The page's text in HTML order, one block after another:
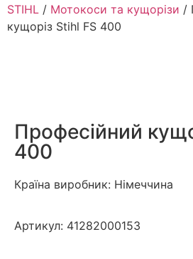
STIHL / Мотокоси та кущорізи /
кущоріз Stihl FS 400
Професійний
400
Країна виробник: Німеччина
Артикул: 41282000153